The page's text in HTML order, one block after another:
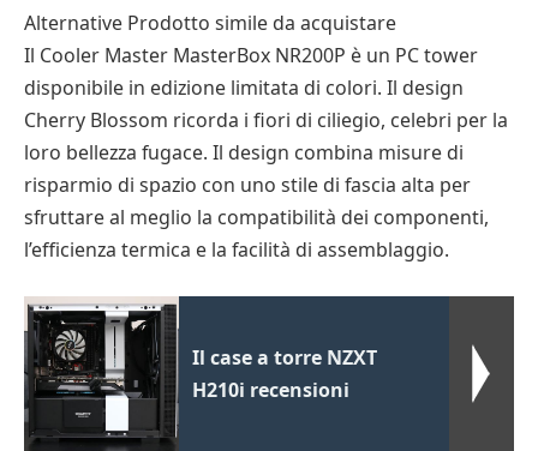
Alternative Prodotto simile da acquistare
Il Cooler Master MasterBox NR200P è un PC tower
disponibile in edizione limitata di colori. Il design
Cherry Blossom ricorda i fiori di ciliegio, celebri per la
loro bellezza fugace. Il design combina misure di
risparmio di spazio con uno stile di fascia alta per
sfruttare al meglio la compatibilità dei componenti,
l’efficienza termica e la facilità di assemblaggio.
Il case a torre NZXT
H210i recensioni